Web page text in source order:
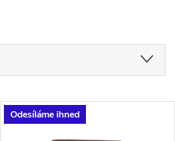
Odesíláme ihned